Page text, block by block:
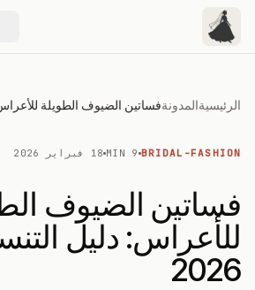
الرئيسيةالمدونة
BRIDAL-FASHION
9 MIN 18 فبراير 2026
فساتين الضيوف
للأعراس: دليل
2026